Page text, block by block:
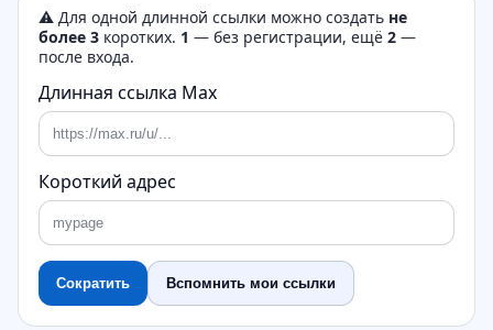
⚠️ Для одной длинной ссылки можно создать не
более 3 коротких. 1 — без регистрации, ещё 2 —
после входа.
Длинная ссылка Max
Короткий адрес
Сократить Вспомнить мои ссылки